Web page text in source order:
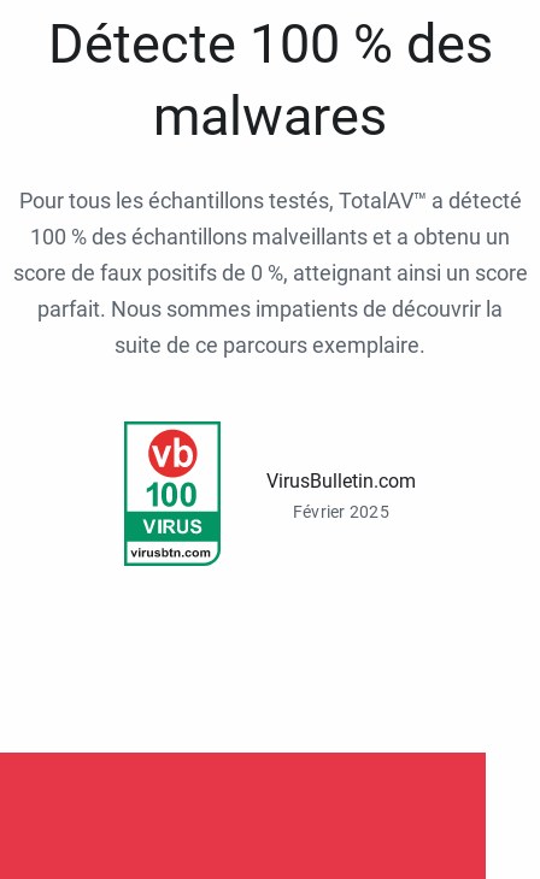
Détecte 100 % des
malwares
Pour tous les échantillons testés, TotalAV™ a détecté
100 % des échantillons malveillants et a obtenu un
score de faux positifs de 0 %, atteignant ainsi un score
parfait. Nous sommes impatients de découvrir la
suite de ce parcours exemplaire.
VirusBulletin.com
Février 2025